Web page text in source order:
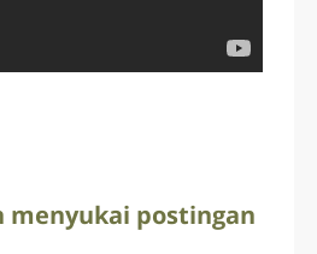
menyukai postingan